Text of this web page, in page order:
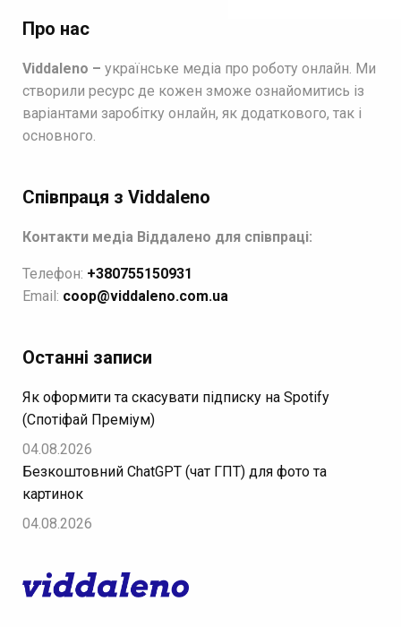
Про нас
Viddaleno – українське медіа про роботу онлайн. Ми
створили ресурс де кожен зможе ознайомитись із
варіантами заробітку онлайн, як додаткового, так і
основного.
Співпраця з Viddaleno
Контакти медіа Віддалено для співпраці:
Телефон: +380755150931
Email: coop@viddaleno.com.ua
Останні записи
Як оформити та скасувати підписку на Spotify
(Спотіфай Преміум)
04.08.2026
Безкоштовний ChatGPT (чат ГПТ) для фото та
картинок
04.08.2026